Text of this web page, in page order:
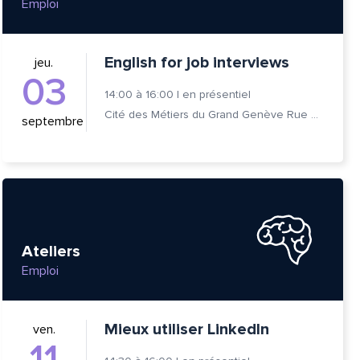
Emploi
jeu.
03
septembre
English for job interviews
14:00 à 16:00 | en présentiel
Cité des Métiers du Grand Genève Rue Prévost-Martin 6 1205 Genève
Ateliers
Emploi
ven. Mieux utiliser LinkedIn